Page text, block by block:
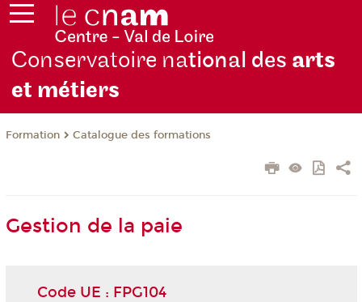
Conservatoire national des arts
et métiers
Formation Catalogue des formations
Gestion de la paie
Code UE : FPG104